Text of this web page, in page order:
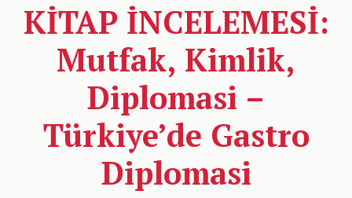
KİTAP İNCELEMESİ:
Mutfak, Kimlik,
Diplomasi –
Türkiye’de Gastro
Diplomasi